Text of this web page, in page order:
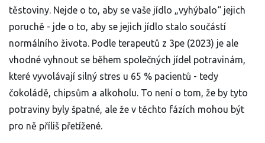
těstoviny. Nejde o to, aby se vaše jídlo „vyhýbalo“ jejich
poruchě - jde o to, aby se jejich jídlo stalo součástí
normálního života. Podle terapeutů z 3pe (2023) je ale
vhodné vyhnout se během společných jídel potravinám,
které vyvolávají silný stres u 65 % pacientů - tedy
čokoládě, chipsům a alkoholu. To není o tom, že by tyto
potraviny byly špatné, ale že v těchto fázích mohou být
pro ně příliš přetížené.